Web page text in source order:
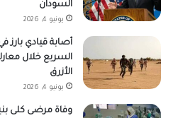
السودان
يونيو 4, 2026
أصابة قيادي بارز
السريع خلال
الأزرق
يونيو 4, 2026
وفاة مرضى كلى